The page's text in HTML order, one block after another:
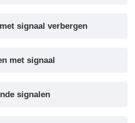
signaal verbergen
signalen verbergen
met signaal
signalen